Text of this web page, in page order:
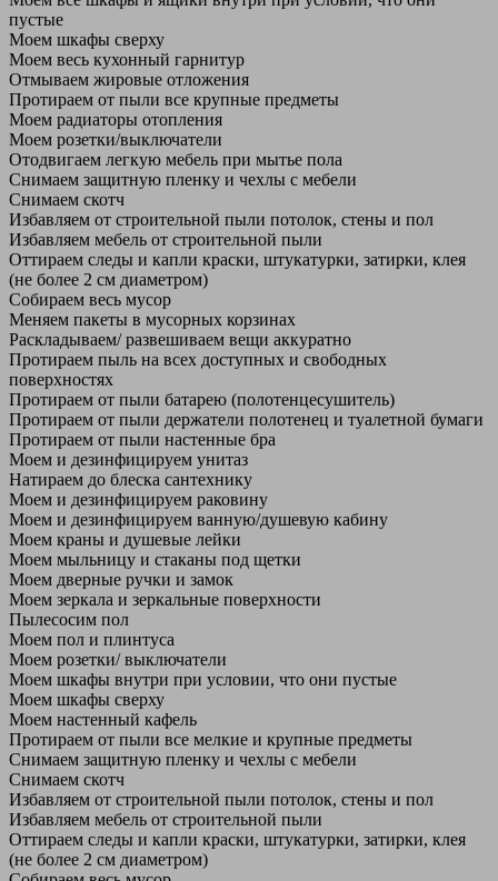
пустые
Моем шкафы сверху
Моем весь кухонный гарнитур
Отмываем жировые отложения
Протираем от пыли все крупные предметы
Моем радиаторы отопления
Моем розетки/выключатели
Отодвигаем легкую мебель при мытье пола
Снимаем защитную пленку и чехлы с мебели
Снимаем скотч
Избавляем от строительной пыли потолок, стены и пол
Избавляем мебель от строительной пыли
Оттираем следы и капли краски, штукатурки, затирки, клея
(не более 2 см диаметром)
Собираем весь мусор
Меняем пакеты в мусорных корзинах
Раскладываем/ развешиваем вещи аккуратно
Протираем пыль на всех доступных и свободных
поверхностях
Протираем от пыли батарею (полотенцесушитель)
Протираем от пыли держатели полотенец и туалетной бумаги
Протираем от пыли настенные бра
Моем и дезинфицируем унитаз
Натираем до блеска сантехнику
Моем и дезинфицируем раковину
Моем и дезинфицируем ванную/душевую кабину
Моем краны и душевые лейки
Моем мыльницу и стаканы под щетки
Моем дверные ручки и замок
Моем зеркала и зеркальные поверхности
Пылесосим пол
Моем пол и плинтуса
Моем розетки/ выключатели
Моем шкафы внутри при условии, что они пустые
Моем шкафы сверху
Моем настенный кафель
Протираем от пыли все мелкие и крупные предметы
Снимаем защитную пленку и чехлы с мебели
Снимаем скотч
Избавляем от строительной пыли потолок, стены и пол
Избавляем мебель от строительной пыли
Оттираем следы и капли краски, штукатурки, затирки, клея
(не более 2 см диаметром)